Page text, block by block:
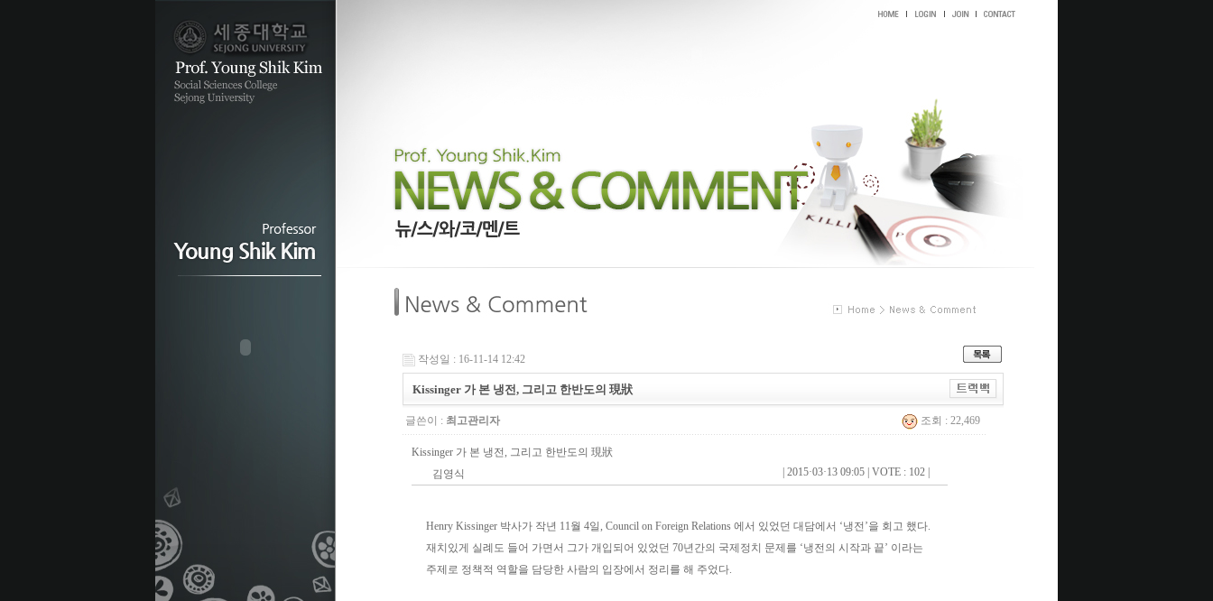
작성일 : 16-11-14 12:42
Kissinger 가 본 냉전, 그리고 한반도의 現狀
글쓴이 : 최고관리자 조회 : 22,469
Kissinger 가 본 냉전, 그리고 한반도의 現狀
김영식
2015·03·13 09:05 VOTE : 102
Henry Kissinger 박사가 작년 11월 4일, Council on Foreign Relations 에서 있었던 대담에서 ‘냉전’을 회고 했다.
재치있게 실례도 들어 가면서 그가 개입되어 있었던 70년간의 국제정치 문제를 ‘냉전의 시작과 끝’ 이라는
주제로 정책적 역할을 담당한 사람의 입장에서 정리를 해 주었다.